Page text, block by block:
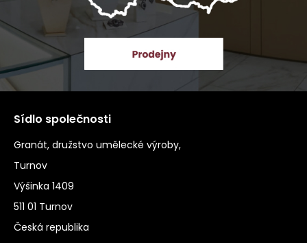
Sídlo společnosti
Granát, družstvo umělecké výroby,
Turnov
Výšinka 1409
511 01 Turnov
Česká republika